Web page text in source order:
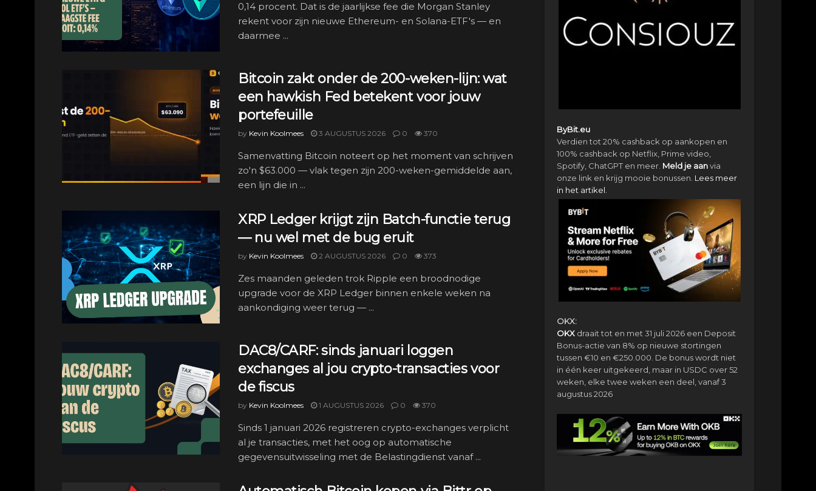
0,14 procent. Dat is de jaarlijkse fee die Morgan Stanley
rekent voor zijn nieuwe Ethereum- en Solana-ETF's — en
daarmee ...
Bitcoin zakt onder de 200-weken-lijn: wat
een hawkish Fed betekent voor jouw
portefeuille
by Kevin Koolmees 3 AUGUSTUS 2026 0 370
Samenvatting Bitcoin noteert op het moment van schrijven
zo'n $63.000 — vlak tegen zijn 200-weken-gemiddelde aan,
een lijn die in ...
XRP Ledger krijgt zijn Batch-functie terug
— nu wel met de bug eruit
by Kevin Koolmees 2 AUGUSTUS 2026 0 373
Zes maanden geleden trok Ripple een broodnodige
upgrade voor de XRP Ledger binnen enkele weken na
aankondiging weer terug — ...
DAC8/CARF: sinds januari loggen
exchanges al jou crypto-transacties voor
de fiscus
by Kevin Koolmees 1 AUGUSTUS 2026 0 370
Sinds 1 januari 2026 registreren crypto-exchanges verplicht
al je transacties, met het oog op automatische
gegevensuitwisseling met de Belastingdienst vanaf ...
ByBit.eu
Verdien tot 20% cashback op aankopen en
100% cashback op Netflix, Prime video,
Spotify, ChatGPT en meer. Meld je aanvia
onze link en krijg mooie bonussen. Lees meer
in het artikel.
OKX:
OKX draait tot en met 31 juli 2026 een Deposit
Bonus-actie van 8% op nieuwe stortingen
tussen €10 en €250.000. De bonus wordt niet
in één keer uitgekeerd, maar in USDC over 52
weken, elke twee weken een deel, vanaf 3
augustus 2026